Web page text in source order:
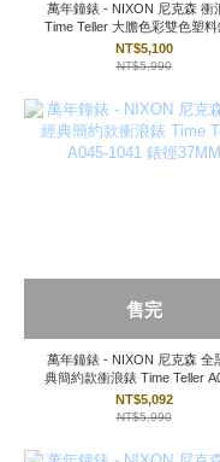
萬年鐘錶 - NIXON 尼克森 衝浪錶
Time Teller 大膽色彩雙色塑料錶帶
NT$5,100
NT$5,990
售完
萬年鐘錶 - NIXON 尼克森 全黑經
典簡約款衝浪錶 Time Teller A045-
1041 錶徑37MM
NT$5,092
NT$5,990